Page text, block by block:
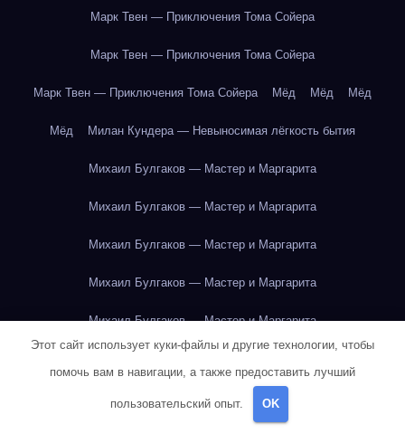
Марк Твен — Приключения Тома Сойера
Марк Твен — Приключения Тома Сойера
Марк Твен — Приключения Тома Сойера Мёд Мёд Мёд
Мёд Милан Кундера — Невыносимая лёгкость бытия
Михаил Булгаков — Мастер и Маргарита
Михаил Булгаков — Мастер и Маргарита
Михаил Булгаков — Мастер и Маргарита
Михаил Булгаков — Мастер и Маргарита
Михаил Булгаков — Мастер и Маргарита
Михаил Булгаков — Мастер и Маргарита
Этот сайт использует куки-файлы и другие технологии, чтобы
помочь вам в навигации, а также предоставить лучший
пользовательский опыт. OK